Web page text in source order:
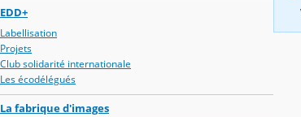
EDD+
Labellisation
Projets
Club solidarité internationale
Les écodélégués
La fabrique d'images